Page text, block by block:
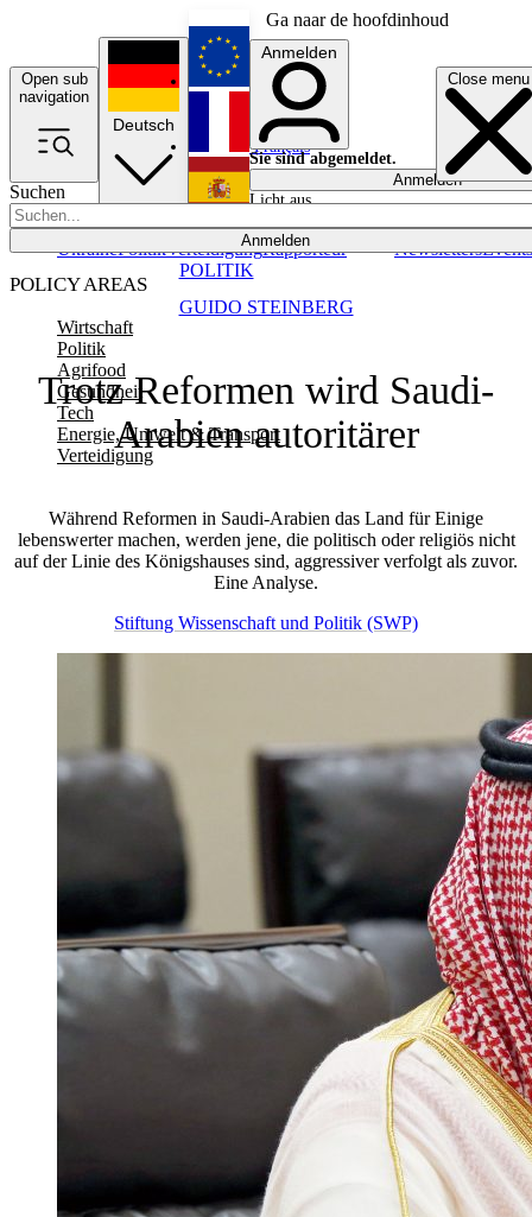
Ga naar de hoofdinhoud
Open sub
navigation
Close menu
Suchen
Anmelden
POLICY AREAS
Wirtschaft
Politik
Agrifood
Gesundheit
Tech
Energie, Umwelt & Transport
Verteidigung
UkrainePolitikVerteidigungRapporteur NewslettersEvents
Deutsch
English
Français
Anmelden
Sie sind abgemeldet.
Anmelden
Licht aus
Trotz Reformen wird Saudi-
Arabien autoritärer
Während Reformen in Saudi-Arabien das Land für Einige
lebenswerter machen, werden jene, die politisch oder religiös nicht
auf der Linie des Königshauses sind, aggressiver verfolgt als zuvor.
Eine Analyse.
GUIDO STEINBERG
POLITIK
Stiftung Wissenschaft und Politik (SWP)